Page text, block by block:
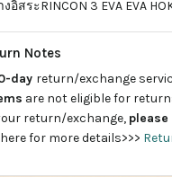
อิสระRINCON 3 EVA EVA
Notes
day return/exchange
are not eligible for
return/exchange,
for more details>>>